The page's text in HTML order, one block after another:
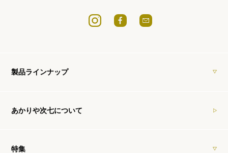
製品ラインナップ
あかりや次七について
特集